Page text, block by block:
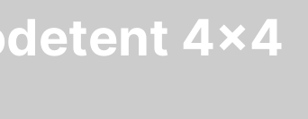
4x4